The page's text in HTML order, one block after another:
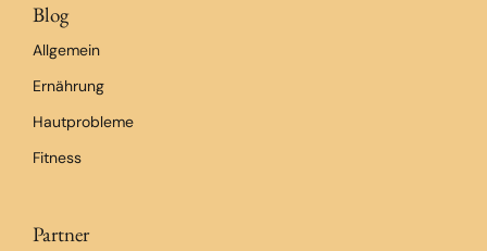
Blog
Allgemein
Ernährung
Hautprobleme
Fitness
Partner